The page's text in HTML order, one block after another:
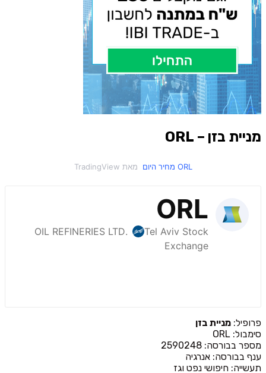
מניית בזן – ORL
‎‎ORL‎ מחיר היום ‎
פרופיל: מניית בזן
סימבול: ORL
מספר בבורסה: 2590248
ענף בבורסה: אנרגיה
תעשייה: חיפושי נפט וגז